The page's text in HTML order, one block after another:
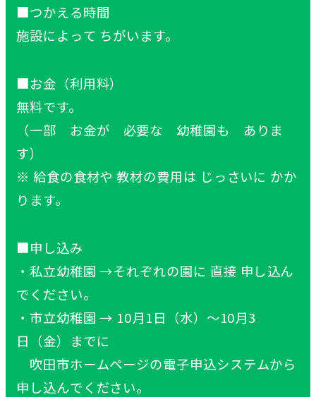
■つかえる時間
施設によって ちがいます。
■お金 （利用料）
無料です。
（一部 お金が 必要な 幼稚園も ありま
す）
※ 給食の食材や教材の費用は じっさいに かか
ります。
■申 し込み
・ 私立幼稚園 →それぞれの園に 直接 申し込ん
でください。
・ 市立幼稚園 → 10月1日 （水）～10月3
日 （金）までに
吹田市ホームページの電子申込システムから
申 し込んでください。